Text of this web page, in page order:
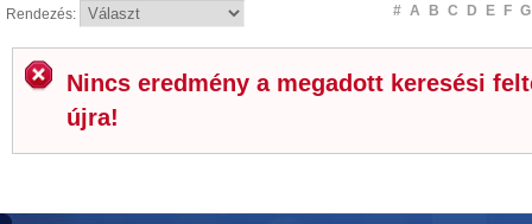
Rendezés: # A B C D E F G
Nincs eredmény a megadott keresési
újra!